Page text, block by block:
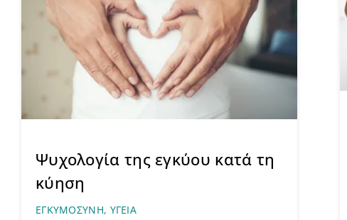
Ψυχολογία της εγκύου κατά τη
κύηση
ΕΓΚΥΜΟΣΥΝΗ, ΥΓΕΙΑ